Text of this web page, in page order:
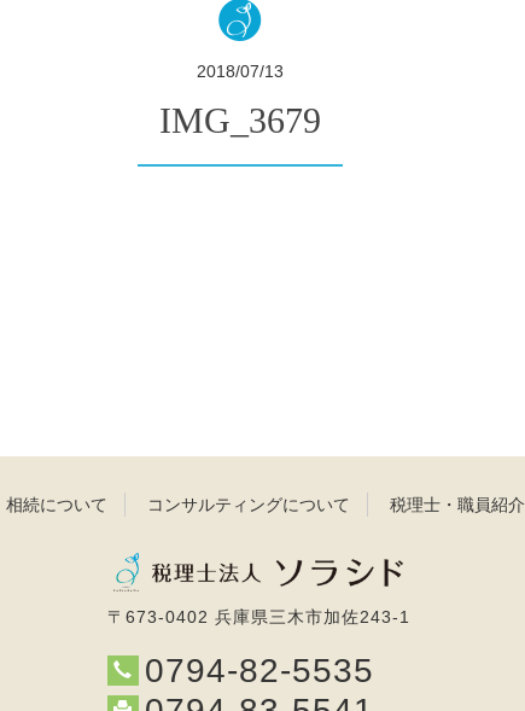
2018/07/13
IMG_3679
相続について コンサルティングについて 税理士・職員紹介
〒673-0402 兵庫県三木市加佐243-1
0794-82-5535